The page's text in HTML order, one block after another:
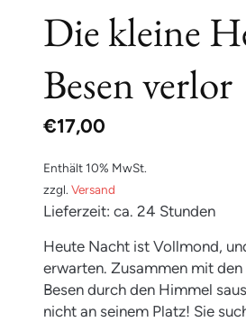
Die kleine
Besen verlor
€17,00
Enthält 10% MwSt.
zzgl. Versand
Lieferzeit: ca. 24 Stunden
Heute Nacht ist Vollmond,
erwarten. Zusammen mit
Besen durch den Himmel
nicht an seinem Platz! Sie